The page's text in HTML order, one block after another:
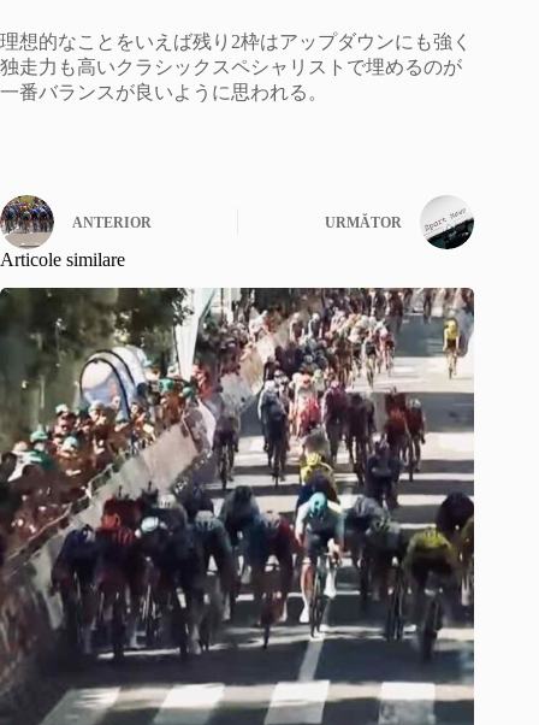
理想的なことをいえば残り2枠はアップダウンにも強く
独走力も高いクラシックスペシャリストで埋めるのが
一番バランスが良いように思われる。
ANTERIOR URMĂTOR
Articole similare